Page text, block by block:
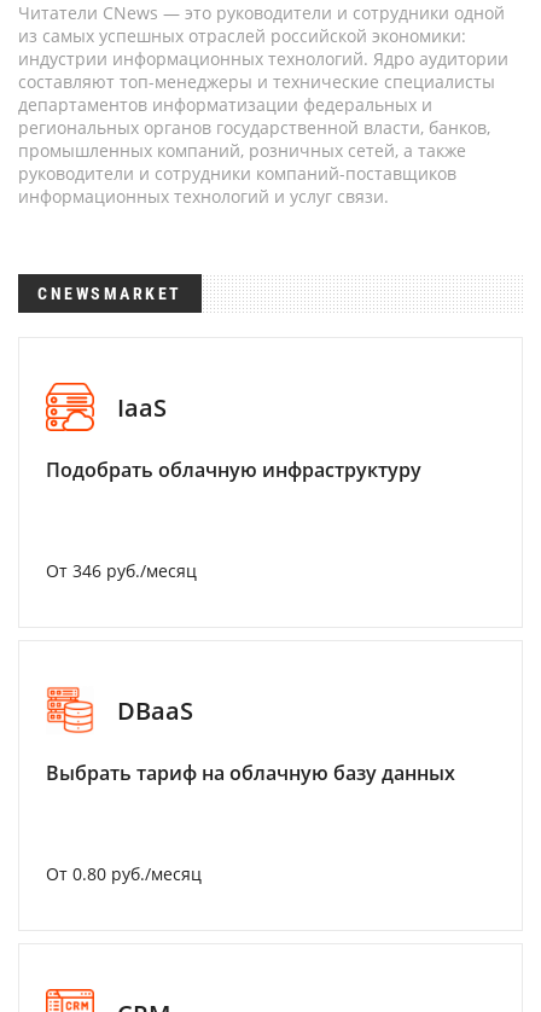
Читатели CNews — это руководители и сотрудники одной
из самых успешных отраслей российской экономики:
индустрии информационных технологий. Ядро аудитории
составляют топ-менеджеры и технические специалисты
департаментов информатизации федеральных и
региональных органов государственной власти, банков,
промышленных компаний, розничных сетей, а также
руководители и сотрудники компаний-поставщиков
информационных технологий и услуг связи.
CNEWSMARKET
IaaS
Подобрать облачную инфраструктуру
От 346 руб./месяц
DBaaS
Выбрать тариф на облачную базу данных
От 0.80 руб./месяц